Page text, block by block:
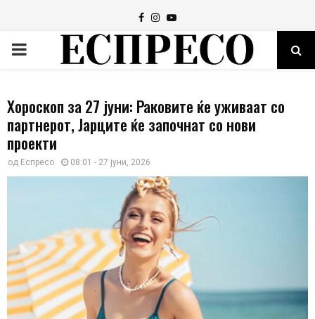
Facebook
Instagram
Youtube
PRIMARY
Хороскоп за 27 јуни: Раковите ќе уживаат со
партнерот, Јарците ќе започнат со нови
проекти
од Еспресо 08:01 - 27 јуни, 2026